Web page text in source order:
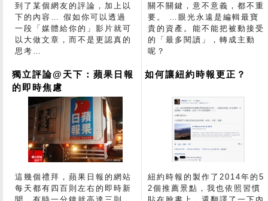
到了某個網友的評論，加上以
下的內容… 假如你可以透過
一段「媒體給你的」影片就可
以大做文章，而不是更認真的
思考…
關不關鍵，意不意義，都不重
要。 …眼光永遠是編輯最寶
貴的資產。能不能把被動接受
的「最多閱讀」，轉成主動
呢？
獨立評論@天下：蘋果日報
的即時焦慮
這幾個禮拜，蘋果日報的網站
每天都有四百則左右的即時新
如何讓紐約時報更正？
紐約時報的製作了2014年的5
2個推薦景點，我也依照習慣